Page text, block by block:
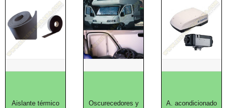
Aislante térmico
Oscurecedores y
A. acondicionado